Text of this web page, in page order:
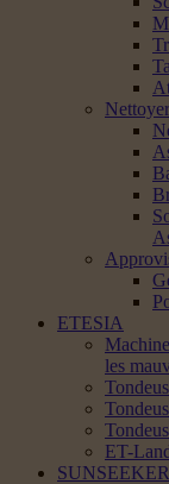
Nettoyer
ETESIA
les
ET-
SUNSEEKER